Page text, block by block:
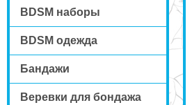
BDSM наборы
BDSM одежда
Бандажи
Веревки для бондажа